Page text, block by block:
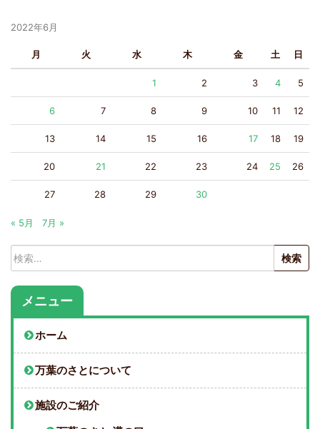
2022年6月
月 火 水 木 金 土 日
1 2 3 4 5
6 7 8 9 10 11 12
13 14 15 16 17 18 19
20 21 22 23 24 25 26
27 28 29 30
« 5月 7月 »
検
索:
メニュー
ホーム
万葉のさとについて
施設のご紹介